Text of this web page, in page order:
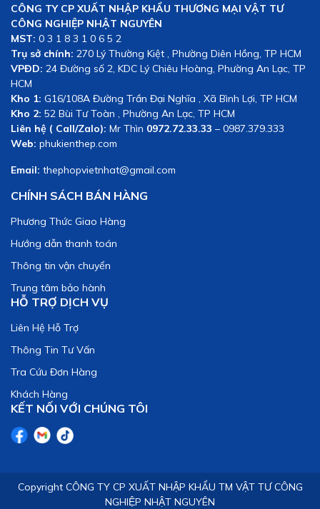
CÔNG TY CP XUẤT NHẬP KHẨU THƯƠNG MẠI VẬT TƯ
CÔNG NGHIỆP NHẬT NGUYÊN
MST: 0 3 1 8 3 1 0 6 5 2
Trụ sở chính: 270 Lý Thường Kiệt , Phường Diên Hồng, TP HCM
VPĐD: 24 Đường số 2, KDC Lý Chiêu Hoàng, Phường An Lạc, TP
HCM
Kho 1: G16/108A Đường Trần Đại Nghĩa , Xã Bình Lợi, TP HCM
Kho 2: 52 Bùi Tư Toàn , Phường An Lạc, TP HCM
Liên hệ ( Call/Zalo): Mr Thìn 0972.72.33.33 – 0987.379.333
Web: phukienthep.com
Email: thephopvietnhat@gmail.com
CHÍNH SÁCH BÁN HÀNG
Phương Thức Giao Hàng
Hướng dẫn thanh toán
Thông tin vận chuyển
Trung tâm bảo hành
HỖ TRỢ DỊCH VỤ
Liên Hệ Hỗ Trợ
Thông Tin Tư Vấn
Tra Cứu Đơn Hàng
Khách Hàng
KẾT NỐI VỚI CHÚNG TÔI
Copyright CÔNG TY CP XUẤT NHẬP KHẨU TM VẬT TƯ CÔNG
NGHIỆP NHẬT NGUYÊN